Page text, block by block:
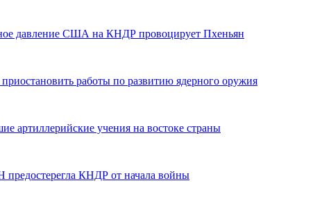
давление США на КНДР провоцирует Пхеньян
работы по развитию ядерного оружия
артиллерийские учения на востоке страны
КНДР от начала войны